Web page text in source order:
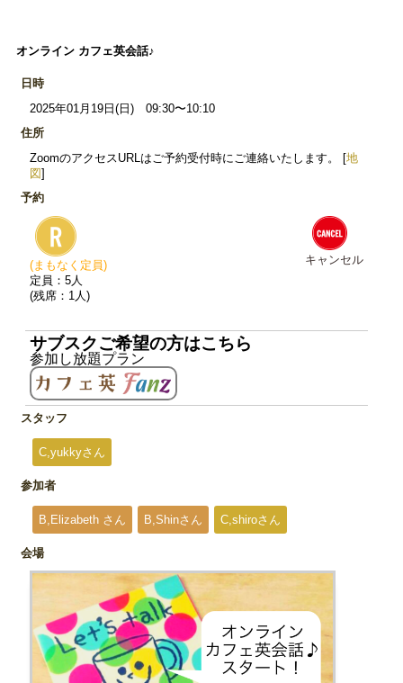
オンライン カフェ英会話♪
日時
2025年01月19日(日) 09:30〜10:10
住所
ZoomのアクセスURLはご予約受付時にご連絡いたします。 [地
図]
予約
(まもなく定員)
定員：5人
(残席：1人)
キャンセル
サブスクご希望の方はこちら
参加し放題プラン
スタッフ
C,yukkyさん
参加者
B,Elizabeth さん B,Shinさん C,shiroさん
会場